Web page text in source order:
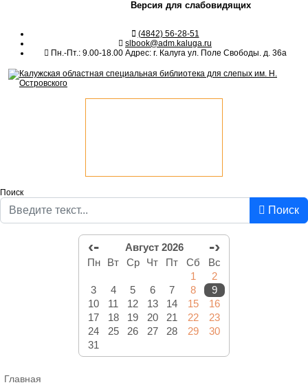
Версия для слабовидящих
(4842) 56-28-51
slbook@adm.kaluga.ru
Пн.-Пт.: 9.00-18.00 Адрес: г. Калуга ул. Поле Свободы. д. 36а
Поиск
Поиск
‹- Август 2026 -›
Пн Вт Ср Чт Пт Сб
Вс
1
2
3
4 5 6 7 8
9
10
11 12 13 14 15
16
17
18 19 20 21 22
23
24
25 26 27 28 29
30
31
Главная